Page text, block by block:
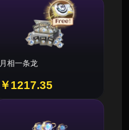
月相一条龙
￥1217.35